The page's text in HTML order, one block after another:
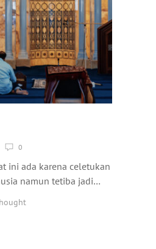
0
ini ada karena celetukan
namun tetiba jadi…